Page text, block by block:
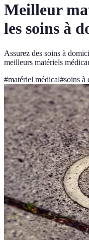
Meilleur
les soins à
Assurez des soins à
meilleurs matériels
#matériel médical#soins à